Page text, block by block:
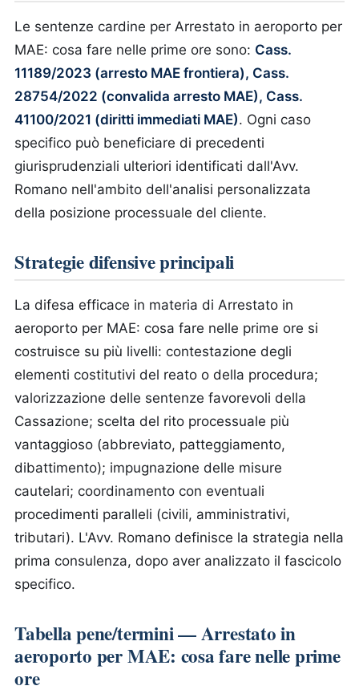
Le sentenze cardine per Arrestato in aeroporto per
MAE: cosa fare nelle prime ore sono: Cass.
11189/2023 (arresto MAE frontiera), Cass.
28754/2022 (convalida arresto MAE), Cass.
41100/2021 (diritti immediati MAE). Ogni caso
specifico può beneficiare di precedenti
giurisprudenziali ulteriori identificati dall'Avv.
Romano nell'ambito dell'analisi personalizzata
della posizione processuale del cliente.
Strategie difensive principali
La difesa efficace in materia di Arrestato in
aeroporto per MAE: cosa fare nelle prime ore si
costruisce su più livelli: contestazione degli
elementi costitutivi del reato o della procedura;
valorizzazione delle sentenze favorevoli della
Cassazione; scelta del rito processuale più
vantaggioso (abbreviato, patteggiamento,
dibattimento); impugnazione delle misure
cautelari; coordinamento con eventuali
procedimenti paralleli (civili, amministrativi,
tributari). L'Avv. Romano definisce la strategia nella
prima consulenza, dopo aver analizzato il fascicolo
specifico.
Tabella pene/termini — Arrestato in
aeroporto per MAE: cosa fare nelle prime
ore